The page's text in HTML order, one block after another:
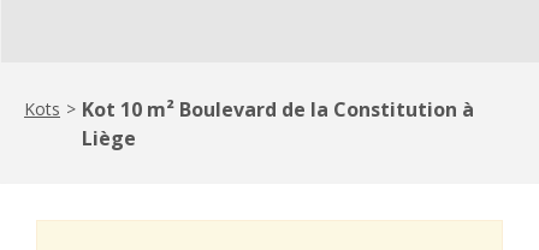
Kots > Kot 10 m² Boulevard de la Constitution à
Liège